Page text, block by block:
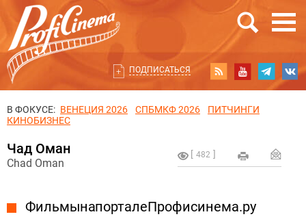
ПОДПИСАТЬСЯ
В ФОКУСЕ: ВЕНЕЦИЯ 2026 СПБМКФ 2026
ПИТЧИНГИ
КИНОБИЗНЕС
482
Чад Оман
Chad Oman
Фильмы на портале Профисинема.ру